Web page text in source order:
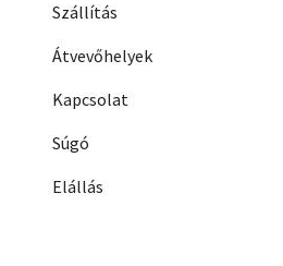
Szállítás
Átvevőhelyek
Kapcsolat
Súgó
Elállás